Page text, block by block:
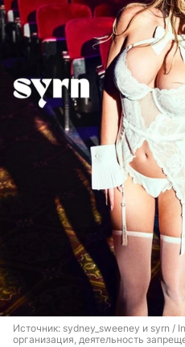
Источник: sydney_sweeney и syrn /
организация, деятельность